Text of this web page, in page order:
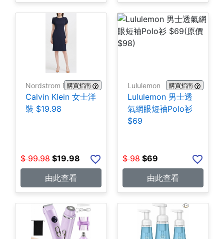
Nordstrom Rack購買指南
Calvin Klein 女士洋
裝 $19.98
$ 99.98 $19.98
由此查看
Lululemon 購買指南
Lululemon 男士透
氣網眼短袖Polo衫
$69
$ 98 $69
由此查看